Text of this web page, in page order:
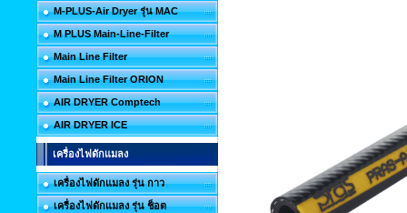
M-PLUS-Air Dryer รุ่น MAC
M PLUS Main-Line-Filter
Main Line Filter
Main Line Filter ORION
AIR DRYER Comptech
AIR DRYER ICE
เครื่องไฟดักแมลง
เครื่องไฟดักแมลง รุ่น กาว
เครื่องไฟดักแมลง รุ่น ช็อต